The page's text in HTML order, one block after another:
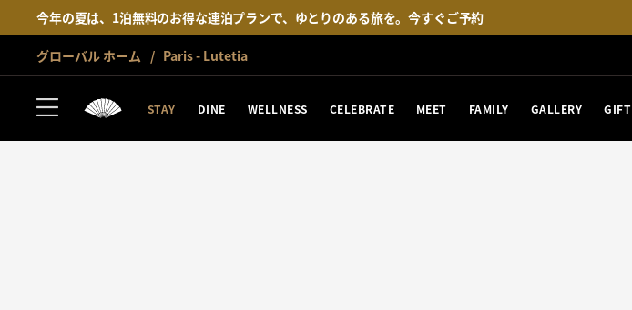
今年の夏は、1泊無料のお得な連泊プランで、ゆとりのある旅を。今すぐご予約
グローバル ホーム Paris - Lutetia
STAY DINE WELLNESS CELEBRATE MEET FAMILY GALLERY GIFT